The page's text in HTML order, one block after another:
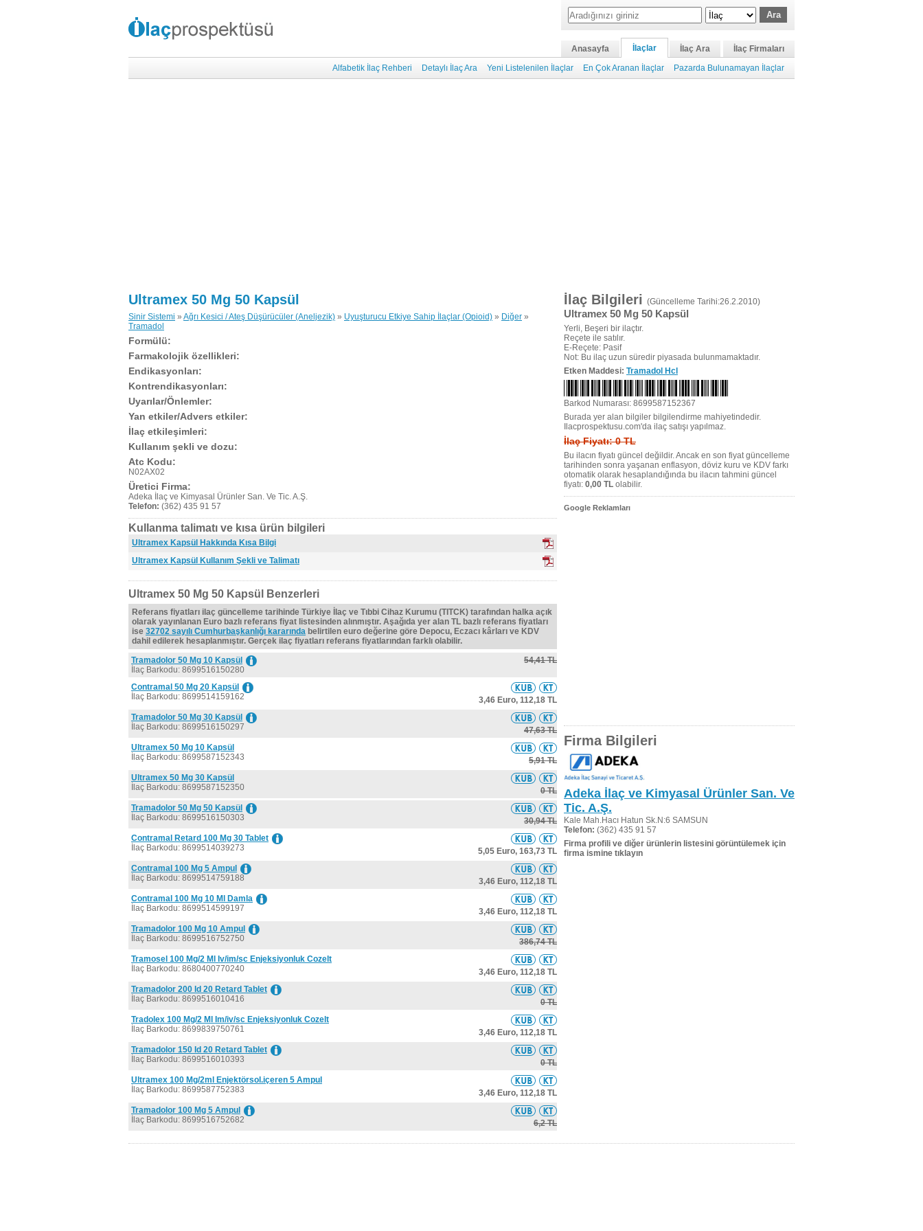
Anasayfa İlaçlar İlaç Ara
İlaç Firmaları
Alfabetik İlaç Rehberi
Detaylı İlaç Ara Yeni Listelenilen İlaçlar En Çok Aranan İlaçlar Pazarda Bulunamayan İlaçlar
Ultramex 50 Mg 50 Kapsül
Sinir Sistemi » Ağrı Kesici / Ateş Düşürücüler (Aneljezik) » Uyuşturucu Etkiye Sahip İlaçlar (Opioid) » Diğer »
Tramadol
Formülü:
Farmakolojik özellikleri:
Endikasyonları:
Kontrendikasyonları:
Uyarılar/Önlemler:
Yan etkiler/Advers etkiler:
İlaç etkileşimleri:
Kullanım şekli ve dozu:
Atc Kodu:
N02AX02
Üretici Firma:
Adeka İlaç ve Kimyasal Ürünler San. Ve Tic. A.Ş.
Telefon: (362) 435 91 57
Kullanma talimatı ve kısa ürün bilgileri
Ultramex Kapsül Hakkında Kısa Bilgi
Ultramex Kapsül Kullanım Şekli ve Talimatı
Ultramex 50 Mg 50 Kapsül Benzerleri
Referans fiyatları ilaç güncelleme tarihinde Türkiye İlaç ve Tıbbi Cihaz Kurumu (TITCK) tarafından halka açık
olarak yayınlanan Euro bazlı referans fiyat listesinden alınmıştır. Aşağıda yer alan TL bazlı referans fiyatları
ise 32702 sayılı Cumhurbaşkanlığı kararında belirtilen euro değerine göre Depocu, Eczacı kârları ve KDV
dahil edilerek hesaplanmıştır. Gerçek ilaç fiyatları referans fiyatlarından farklı olabilir.
Tramadolor 50 Mg 10 Kapsül
İlaç Barkodu: 8699516150280
54,41 TL
Contramal 50 Mg 20 Kapsül
İlaç Barkodu: 8699514159162
3,46 Euro, 112,18 TL
Tramadolor 50 Mg 30 Kapsül
İlaç Barkodu: 8699516150297
47,63 TL
Ultramex 50 Mg 10 Kapsül
İlaç Barkodu: 8699587152343
5,91 TL
Ultramex 50 Mg 30 Kapsül
İlaç Barkodu: 8699587152350
0 TL
Tramadolor 50 Mg 50 Kapsül
İlaç Barkodu: 8699516150303
30,94 TL
Contramal Retard 100 Mg 30 Tablet
İlaç Barkodu: 8699514039273
5,05 Euro, 163,73 TL
Contramal 100 Mg 5 Ampul
İlaç Barkodu: 8699514759188
3,46 Euro, 112,18 TL
Contramal 100 Mg 10 Ml Damla
İlaç Barkodu: 8699514599197
3,46 Euro, 112,18 TL
Tramadolor 100 Mg 10 Ampul
İlaç Barkodu: 8699516752750
386,74 TL
Tramosel 100 Mg/2 Ml Iv/im/sc Enjeksiyonluk Cozelt
İlaç Barkodu: 8680400770240
3,46 Euro, 112,18 TL
Tramadolor 200 Id 20 Retard Tablet
İlaç Barkodu: 8699516010416
0 TL
Tradolex 100 Mg/2 Ml Im/iv/sc Enjeksiyonluk Cozelt
İlaç Barkodu: 8699839750761
3,46 Euro, 112,18 TL
Tramadolor 150 Id 20 Retard Tablet
İlaç Barkodu: 8699516010393
0 TL
Ultramex 100 Mg/2ml Enjektörsol.içeren 5 Ampul
İlaç Barkodu: 8699587752383
3,46 Euro, 112,18 TL
Tramadolor 100 Mg 5 Ampul
İlaç Barkodu: 8699516752682
6,2 TL
İlaç Bilgileri (Güncelleme Tarihi:26.2.2010)
Ultramex 50 Mg 50 Kapsül
Yerli, Beşeri bir ilaçtır.
Reçete ile satılır.
E-Reçete: Pasif
Not: Bu ilaç uzun süredir piyasada bulunmamaktadır.
Etken Maddesi: Tramadol Hcl
Barkod Numarası: 8699587152367
Burada yer alan bilgiler bilgilendirme mahiyetindedir.
Ilacprospektusu.com'da ilaç satışı yapılmaz.
İlaç Fiyatı: 0 TL
Bu ilacın fiyatı güncel değildir. Ancak en son fiyat güncelleme
tarihinden sonra yaşanan enflasyon, döviz kuru ve KDV farkı
otomatik olarak hesaplandığında bu ilacın tahmini güncel
fiyatı: 0,00 TL olabilir.
Google Reklamları
Firma Bilgileri
Adeka İlaç ve Kimyasal Ürünler San. Ve
Tic. A.Ş.
Kale Mah.Hacı Hatun Sk.N:6 SAMSUN
Telefon: (362) 435 91 57
Firma profili ve diğer ürünlerin listesini görüntülemek için
firma ismine tıklayın